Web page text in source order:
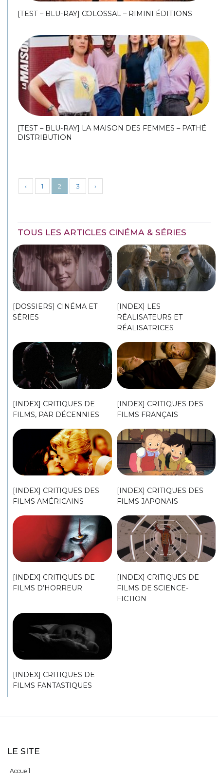
[TEST – BLU-RAY] COLOSSAL – RIMINI ÉDITIONS
[TEST – BLU-RAY] LA MAISON DES FEMMES – PATHÉ
DISTRIBUTION
‹ 1 2 3 ›
TOUS LES ARTICLES CINÉMA & SÉRIES
[DOSSIERS] CINÉMA ET
SÉRIES
[INDEX] LES
RÉALISATEURS ET
RÉALISATRICES
[INDEX] CRITIQUES DE
FILMS, PAR DÉCENNIES
[INDEX] CRITIQUES DES
FILMS FRANÇAIS
[INDEX] CRITIQUES DES
FILMS AMÉRICAINS
[INDEX] CRITIQUES DES
FILMS JAPONAIS
[INDEX] CRITIQUES DE
FILMS D’HORREUR
[INDEX] CRITIQUES DE
FILMS DE SCIENCE-
FICTION
[INDEX] CRITIQUES DE
FILMS FANTASTIQUES
LE SITE
Accueil